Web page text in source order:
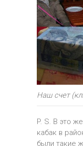
Наш счет
P. S. В это
кабак в
были такие